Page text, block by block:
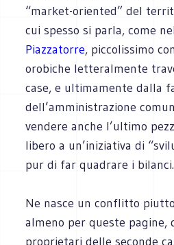
“market-oriented” del
cui spesso si parla, come
Piazzatorre, piccolissimo
orobiche letteralmente
case, e ultimamente dalla
dell’amministrazione
vendere anche l’ultimo
libero a un’iniziativa di
pur di far quadrare i bilanci.
Ne nasce un conflitto
almeno per queste pagine,
proprietari delle seconde